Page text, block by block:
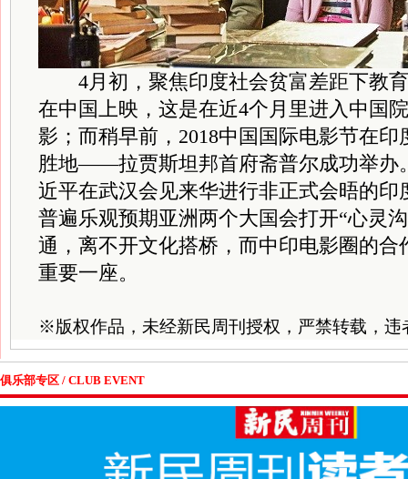
4月初，聚焦印度社会贫富差距下教育
在中国上映，这是在近4个月里进入中国
影；而稍早前，2018中国国际电影节在
胜地——拉贾斯坦邦首府斋普尔成功举办
近平在武汉会见来华进行非正式会晤的印
普遍乐观预期亚洲两个大国会打开“心灵
通，离不开文化搭桥，而中印电影圈的合
重要一座。
※版权作品，未经新民周刊授权，严禁转载，
俱乐部专区 / CLUB EVENT